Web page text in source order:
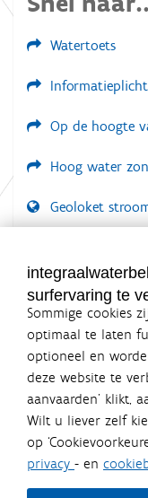
g
a
i
e
Watertoets
Informatieplicht
Op de hoogte
Hoog water
Geoloket
LOGIN VEREIST
surfervaring te
Sommige cookies
optimaal te laten
optioneel en
deze website te
aanvaarden’ klikt,
Wilt u liever zelf
op
privacy - en
officiële
overheid
uitgegeven door
Waterbeleid
De